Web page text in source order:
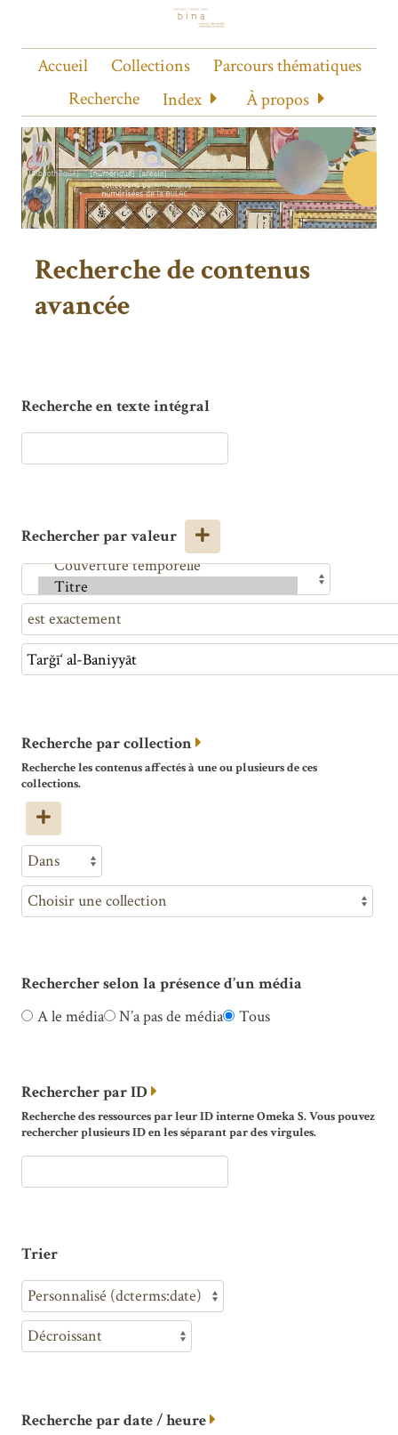
Accueil Collections
Parcours thématiques
Recherche
Index À propos
Recherche de contenus
avancée
Recherche en texte intégral
Rechercher par valeur
Recherche par collection
Recherche les contenus affectés à une ou plusieurs de ces
collections.
Rechercher selon la présence d’un média
A le média
N’a pas de média Tous
Rechercher par ID
Recherche des ressources par leur ID interne Omeka S. Vous pouvez
rechercher plusieurs ID en les séparant par des virgules.
Trier
Recherche par date / heure